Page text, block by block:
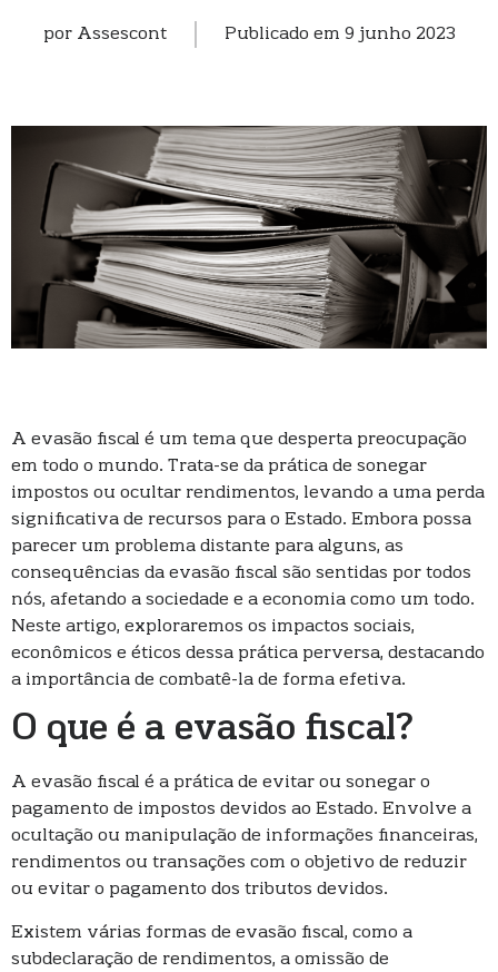
por Assescont Publicado em 9 junho 2023
A evasão fiscal é um tema que desperta preocupação
em todo o mundo. Trata-se da prática de sonegar
impostos ou ocultar rendimentos, levando a uma perda
significativa de recursos para o Estado. Embora possa
parecer um problema distante para alguns, as
consequências da evasão fiscal são sentidas por todos
nós, afetando a sociedade e a economia como um todo.
Neste artigo, exploraremos os impactos sociais,
econômicos e éticos dessa prática perversa, destacando
a importância de combatê-la de forma efetiva.
O que é a evasão fiscal?
A evasão fiscal é a prática de evitar ou sonegar o
pagamento de impostos devidos ao Estado. Envolve a
ocultação ou manipulação de informações financeiras,
rendimentos ou transações com o objetivo de reduzir
ou evitar o pagamento dos tributos devidos.
Existem várias formas de evasão fiscal, como a
subdeclaração de rendimentos, a omissão de